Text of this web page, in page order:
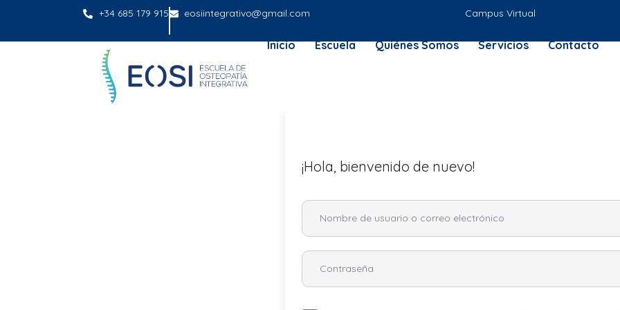
+34 685 179 915 eosiintegrativo@gmail.com Campus Virtual
Inicio Escuela Quiénes Somos Servicios Contacto
¡Hola, bienvenido de nuevo!